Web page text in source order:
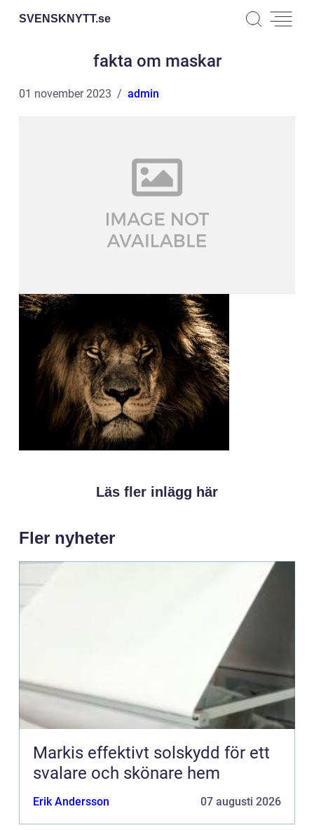
SVENSKNYTT.se
fakta om maskar
01 november 2023 admin
Läs fler inlägg här
Fler nyheter
Markis effektivt solskydd för ett
svalare och skönare hem
Erik Andersson 07 augusti 2026